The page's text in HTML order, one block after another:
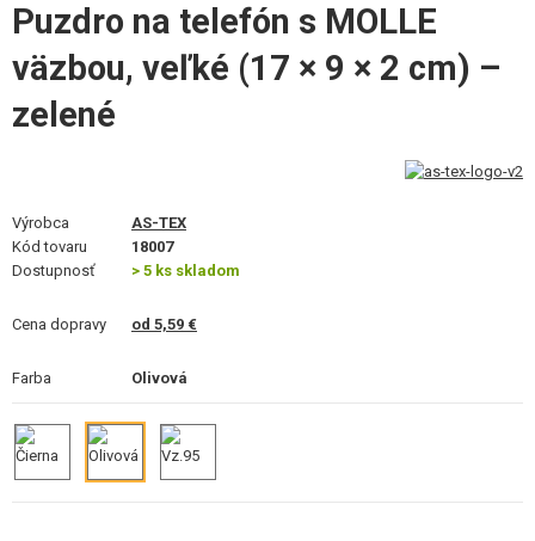
VÝSTROJ, UNIFORMY, PÚZDRA
MASKOVANIE, FARBY, PÁSKY
NÁHRADNÉ DIELY ZBRANÍ, UPGRADE
OUTDOOR A BUSHCRAFT
Puzdro na telefón s MOLLE
väzbou, veľké (17 × 9 × 2 cm) –
zelené
Výrobca
AS-TEX
Kód tovaru
18007
Dostupnosť
> 5 ks skladom
Cena dopravy od 5,59 €
Farba Olivová